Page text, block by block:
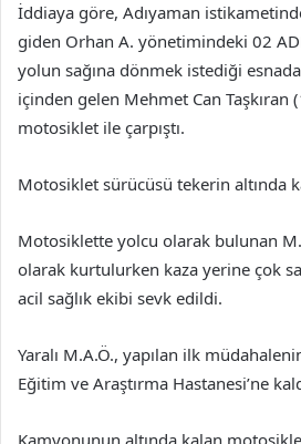
İddiaya göre, Adıyaman
giden Orhan A. yönetimindeki 02
yolun sağına dönmek istediği
içinden gelen Mehmet Can
motosiklet ile çarpıştı.
Motosiklet sürücüsü tekerin altında
Motosiklette yolcu olarak bulunan
olarak kurtulurken kaza yerine çok
acil sağlık ekibi sevk edildi.
Yaralı M.A.Ö., yapılan ilk
Eğitim ve Araştırma Hastanesi’ne